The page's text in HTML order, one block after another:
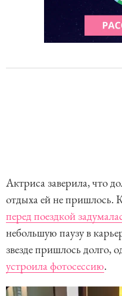
Актриса заверила, что
отдыха ей не пришлось.
перед поездкой
небольшую паузу в
звезде пришлось долго,
устроила фотосессию.